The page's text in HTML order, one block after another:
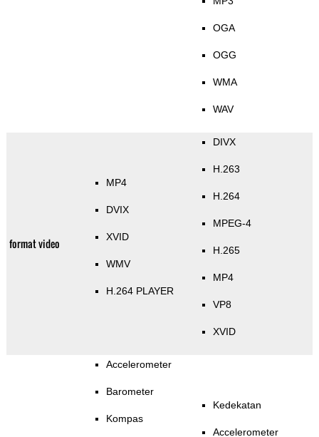
OGA
OGG
WMA
WAV
format video
MP4
DVIX
XVID
WMV
H.264 PLAYER
DIVX
H.263
H.264
MPEG-4
H.265
MP4
VP8
XVID
Accelerometer
Barometer
Kompas
Kedekatan
Accelerometer